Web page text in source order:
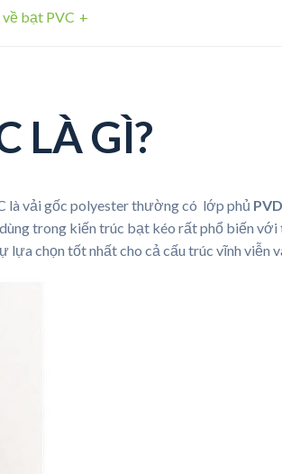
bạt PVC
LÀ GÌ?
là vải gốc polyester thường có lớp phủ
trong kiến ​​trúc bạt kéo rất phổ biến với
chọn tốt nhất cho cả cấu trúc vĩnh viễn